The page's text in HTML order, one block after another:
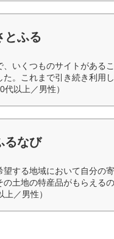
とふる
、いくつものサイトがある
た。これまで引き続き利用
代以上／男性）
るなび
望する地域において自分の
の土地の特産品がもらえる
上／男性）